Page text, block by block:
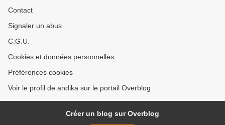
Contact
Signaler un abus
C.G.U.
Cookies et données personnelles
Préférences cookies
Voir le profil de andika sur le portail Overblog
Créer un blog sur Overblog